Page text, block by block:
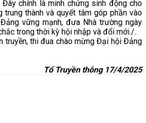
chính là minh chứng sinh động cho
trung thành và quyết tâm góp phần vào
vững mạnh, đưa Nhà trường ngày
trong thời kỳ hội nhập và đổi mới./.
truyền, thi đua chào mừng Đại hội Đảng
Tổ Truyền thông 17/4/2025